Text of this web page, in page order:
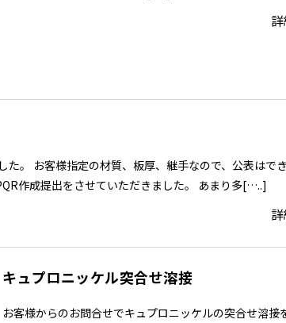
。 お客様指定の材質、板厚、継手なので、公表はでき
作成提出をさせていただきました。 あまり多[…..]
キュプロニッケル突合せ溶接
お客様からのお問合せでキュプロニッケルの突合せ溶接